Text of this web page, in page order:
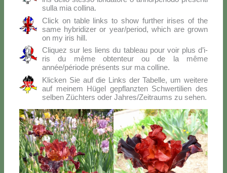
sul­la mia col­li­na.
Click on ta­ble links to show fur­ther iri­ses of the
sa­me hy­bri­di­zer or year/period, which are gro­wn
on my iris hill.
Cli­quez sur les liens du ta­bleau pour voir plus d’i­
ris du mê­me ob­ten­teur ou de la mê­me
année/période pré­sen­ts sur ma col­li­ne.
Klic­ken Sie auf die Links der Ta­bel­le, um wei­te­re
auf mei­nem Hü­gel ge­p­flanz­ten Sch­wer­ti­lien des
sel­ben Zü­ch­ters oder Jahres/Zeitraums zu se­hen.